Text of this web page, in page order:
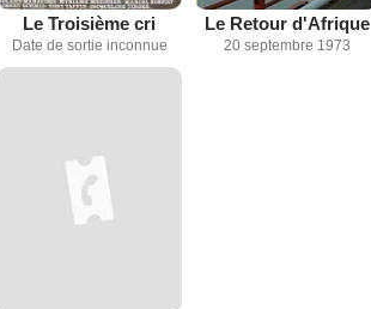
Le Troisième cri
Date de sortie inconnue
Le Retour d'Afrique
20 septembre 1973